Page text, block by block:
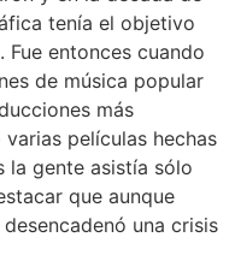
tenía el objetivo
entonces cuando
de música popular
más
películas hechas
la gente asistía sólo
que aunque
una crisis